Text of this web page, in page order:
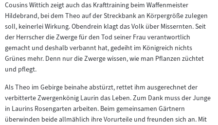
Cousins Wittich zeigt auch das Krafttraining beim Waffenmeister
Hildebrand, bei dem Theo auf der Streckbank an Körpergröße zulegen
soll, keinerlei Wirkung. Obendrein klagt das Volk über Missernten. Seit
der Herrscher die Zwerge für den Tod seiner Frau verantwortlich
gemacht und deshalb verbannt hat, gedeiht im Königreich nichts
Grünes mehr. Denn nur die Zwerge wissen, wie man Pflanzen züchtet
und pflegt.
Als Theo im Gebirge beinahe abstürzt, rettet ihm ausgerechnet der
verbitterte Zwergenkönig Laurin das Leben. Zum Dank muss der Junge
in Laurins Rosengarten arbeiten. Beim gemeinsamen Gärtnern
überwinden beide allmählich ihre Vorurteile und freunden sich an. Mit